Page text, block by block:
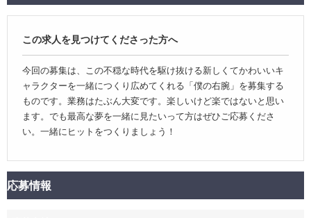
この求人を見つけてくださった方へ
今回の募集は、この不穏な時代を駆け抜ける新しくてかわいいキ
ャラクターを一緒につくり広めてくれる「僕の右腕」を募集する
ものです。業務はたぶん大変です。楽しいけど楽ではないと思い
ます。でも最高な夢を一緒に見たいって方はぜひご応募くださ
い。一緒にヒットをつくりましょう！
応募情報